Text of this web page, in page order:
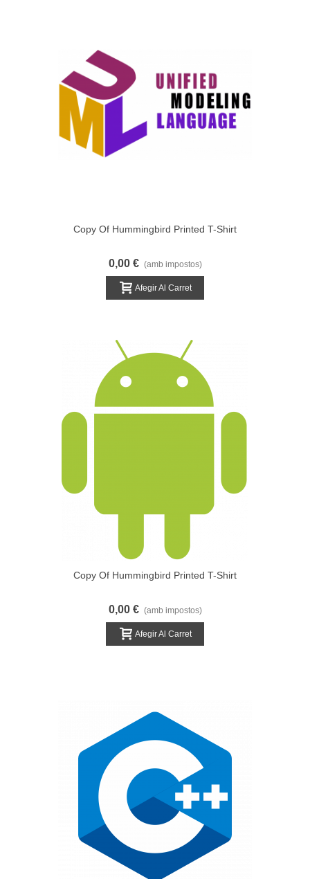
Copy Of Hummingbird Printed T-Shirt
0,00 € (amb impostos)
Afegir Al Carret
Copy Of Hummingbird Printed T-Shirt
0,00 € (amb impostos)
Afegir Al Carret